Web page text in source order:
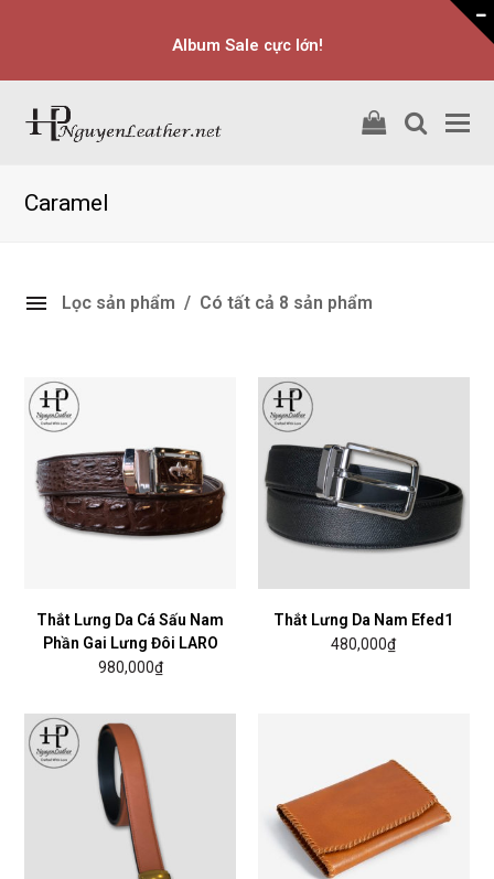
Album Sale cực lớn!
shopping-
Caramel
Lọc sản phẩm Có tất cả 8 sản phẩm
Thắt Lưng Da Cá Sấu Nam
Phần Gai Lưng Đôi LARO
980,000₫
Thắt Lưng Da Nam Efed1
480,000₫